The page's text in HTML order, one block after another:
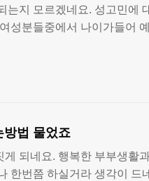
는지 모르겠네요. 성고민에
성분들중에서 나이가들어
방법 물었죠
게 되네요. 행복한 부부생활
한번쯤 하실거라 생각이 드